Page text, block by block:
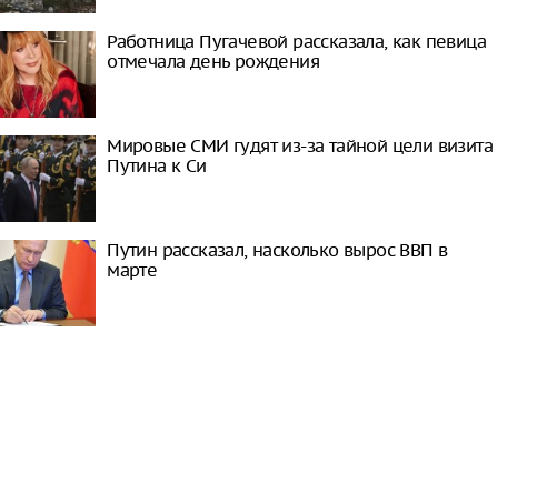
Работница Пугачевой рассказала, как певица
отмечала день рождения
Мировые СМИ гудят из-за тайной цели визита
Путина к Си
Путин рассказал, насколько вырос ВВП в
марте